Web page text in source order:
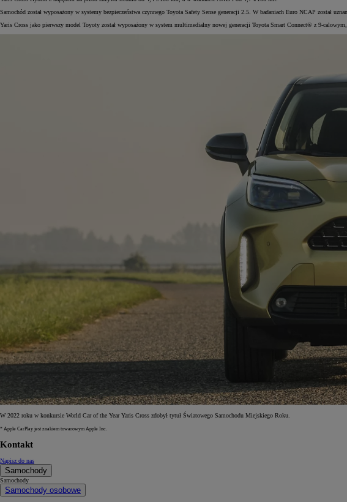
Samochód został wyposażony w systemy bezpieczeństwa czynnego Toyota Safety Sense generacji 2.5. W badaniach Euro NCAP został
Yaris Cross jako pierwszy model Toyoty został wyposażony w system multimedialny nowej generacji Toyota Smart Connect® z 9-
W 2022 roku w konkursie World Car of the Year Yaris Cross zdobył tytuł Światowego Samochodu Miejskiego Roku.
* Apple CarPlay jest znakiem towarowym Apple Inc.
Kontakt
Napisz do nas
Samochody
Samochody
Samochody osobowe